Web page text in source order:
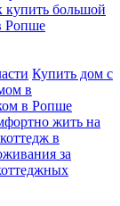
купить большой
Ропше
Купить дом с
в
в Ропше
жить на
в
за